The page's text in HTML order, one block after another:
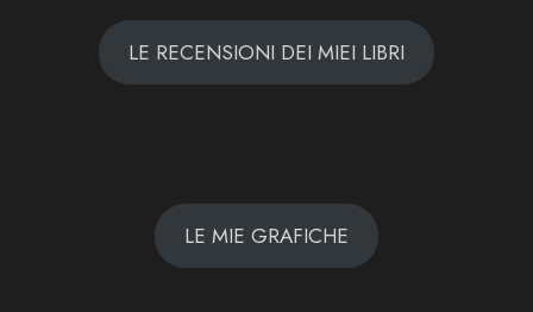
LE RECENSIONI DEI MIEI LIBRI
LE MIE GRAFICHE